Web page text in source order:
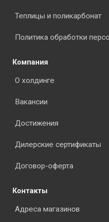
Теплицы и поликарбонат
Политика обработки
Компания
О холдинге
Вакансии
Достижения
Дилерские сертификаты
Договор-оферта
Контакты
Адреса магазинов